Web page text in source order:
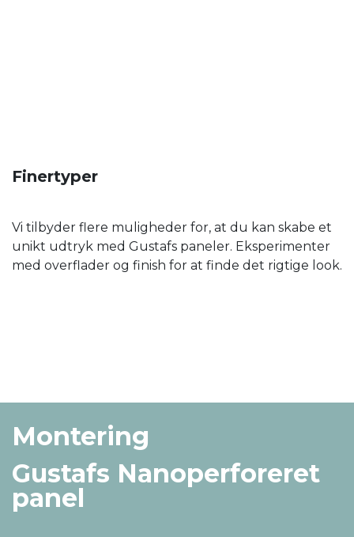
Finertyper
Vi tilbyder flere muligheder for, at du kan skabe et
unikt udtryk med Gustafs paneler. Eksperimenter
med overflader og finish for at finde det rigtige look.
Montering
Gustafs Nanoperforeret
panel